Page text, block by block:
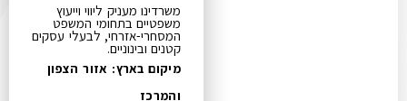
משרדינו מעניק ליווי וייעוץ
משפטיים בתחומי המשפט
המסחרי-אזרחי, לבעלי עסקים
קטנים ובינוניים.
מיקום בארץ: אזור הצפון
והמרכז